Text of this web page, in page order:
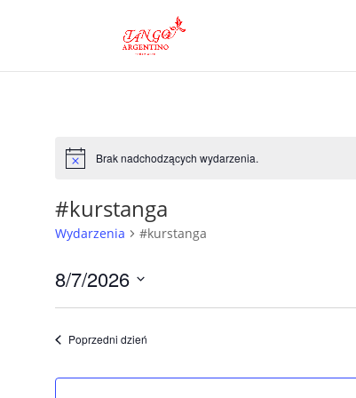
Powiadomienie
Brak nadchodzących wydarzenia.
#kurstanga
Wydarzenia #kurstanga
8/7/2026
Poprzedni dzień